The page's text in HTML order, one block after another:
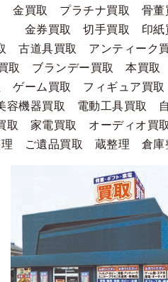
金買取 プラチナ買取 骨
金券買取 切手買取 印紙
古道具買取 アンティーク
買取 ブランデー買取 本買
ゲーム買取 フィギュア買
容機器買取 電動工具買取
取 家電買取 オーディオ買
理 ご遺品買取 蔵整理 倉庫